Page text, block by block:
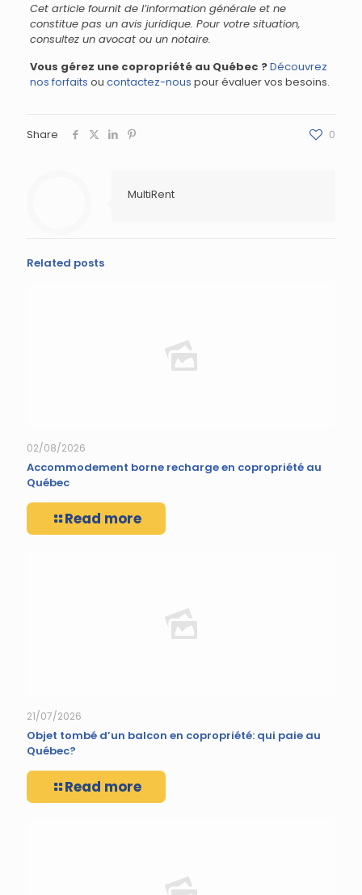
Cet article fournit de l’information générale et ne
constitue pas un avis juridique. Pour votre situation,
consultez un avocat ou un notaire.
Vous gérez une copropriété au Québec ?Découvrez
nos forfaits ou contactez-nous pour évaluer vos besoins.
Share 0
MultiRent
Related posts
02/08/2026
Accommodement borne recharge en copropriété au
Québec
Read more
21/07/2026
Objet tombé d’un balcon en copropriété: qui paie au
Québec?
Read more